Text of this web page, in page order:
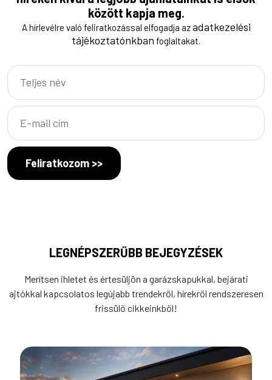
között kapja meg.
A hírlevélre való feliratkozással elfogadja azadatkezelési
tájékoztatónkban foglaltakat.
Feliratkozom >>
LEGNÉPSZERŰBB BEJEGYZÉSEK
Merítsen ihletet és értesüljön a garázskapukkal, bejárati
ajtókkal kapcsolatos legújabb trendekről, hírekről rendszeresen
frissülő cikkeinkből!